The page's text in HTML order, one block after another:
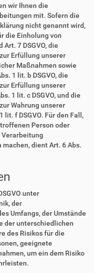
wir Ihnen die
mit. Sofern die
nicht genannt wird,
die Einholung von
7 DSGVO, die
Erfüllung unserer
Maßnahmen sowie
1 lit. b DSGVO, die
Erfüllung unserer
1 lit. c DSGVO, und die
Wahrung unserer
f DSGVO. Für den Fall,
Person oder
dient Art. 6 Abs.
unter
der
Umfangs, der Umstände
der unterschiedlichen
des Risikos für die
geeignete
um ein dem Risiko